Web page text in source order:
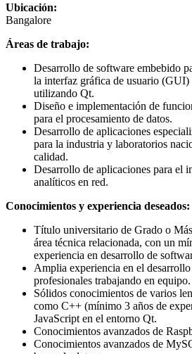
Ubicación:
Bangalore
Áreas de trabajo:
Desarrollo de software embebido
la interfaz gráfica de usuario (GUI)
utilizando Qt.
Diseño e implementación de
para el procesamiento de datos.
Desarrollo de aplicaciones
para la industria y laboratorios
calidad.
Desarrollo de aplicaciones para el
analíticos en red.
Conocimientos y experiencia deseados:
Título universitario de Grado o
área técnica relacionada, con un
experiencia en desarrollo de
Amplia experiencia en el
profesionales trabajando en equipo.
Sólidos conocimientos de varios
como C++ (mínimo 3 años de
JavaScript en el entorno Qt.
Conocimientos avanzados de
Conocimientos avanzados de